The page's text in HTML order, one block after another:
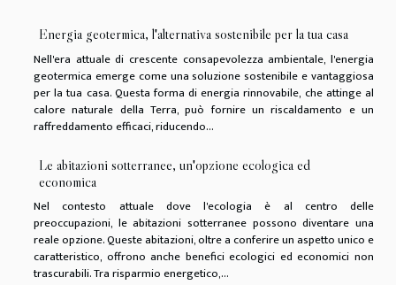
Energia geotermica, l'alternativa sostenibile per la tua casa
Nell'era attuale di crescente consapevolezza ambientale, l'energia
geotermica emerge come una soluzione sostenibile e vantaggiosa
per la tua casa. Questa forma di energia rinnovabile, che attinge al
calore naturale della Terra, può fornire un riscaldamento e un
raffreddamento efficaci, riducendo...
Le abitazioni sotterranee, un'opzione ecologica ed
economica
Nel contesto attuale dove l'ecologia è al centro delle
preoccupazioni, le abitazioni sotterranee possono diventare una
reale opzione. Queste abitazioni, oltre a conferire un aspetto unico e
caratteristico, offrono anche benefici ecologici ed economici non
trascurabili. Tra risparmio energetico,...